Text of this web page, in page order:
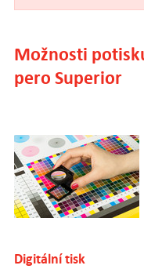
Možnosti
pero Superior
Digitální tisk